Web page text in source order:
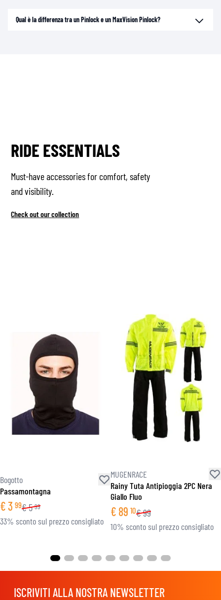
Qual è la differenza tra un Pinlock e un MaxVision Pinlock?
RIDE ESSENTIALS
Must-have accessories for comfort, safety
and visibility.
Check out our collection
Bogotto
Passamontagna
€3 99€5 99
33% sconto sul prezzo consigliato
MUGENRACE
Rainy Tuta Antipioggia 2PC Nera
Giallo Fluo
€ 89 10€99
10% sconto sul prezzo consigliato
ISCRIVITI ALLA NOSTRA NEWSLETTER